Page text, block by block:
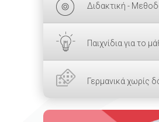
Διδακτική -
Παιχνίδια για το
Γερμανικά χωρίς